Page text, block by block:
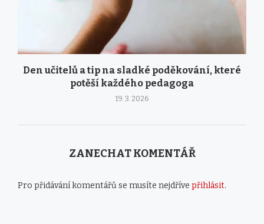
Den učitelů a tip na sladké poděkování, které
potěší každého pedagoga
19. 3. 2026
ZANECHAT KOMENTÁŘ
Pro přidávání komentářů se musíte nejdříve přihlásit.